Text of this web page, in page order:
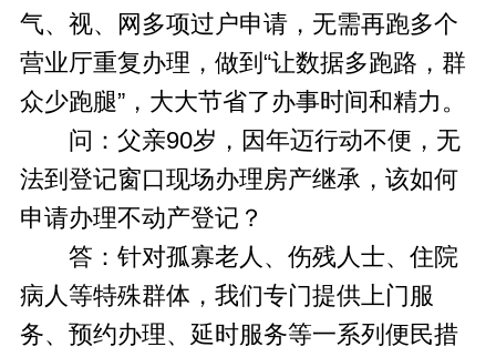
气、视、网多项过户申请，无需再跑多个
营业厅重复办理，做到“让数据多跑路，群
众少跑腿”，大大节省了办事时间和精力。
问：父亲90岁，因年迈行动不便，无
法到登记窗口现场办理房产继承，该如何
申请办理不动产登记？
答：针对孤寡老人、伤残人士、住院
病人等特殊群体，我们专门提供上门服
务、预约办理、延时服务等一系列便民措